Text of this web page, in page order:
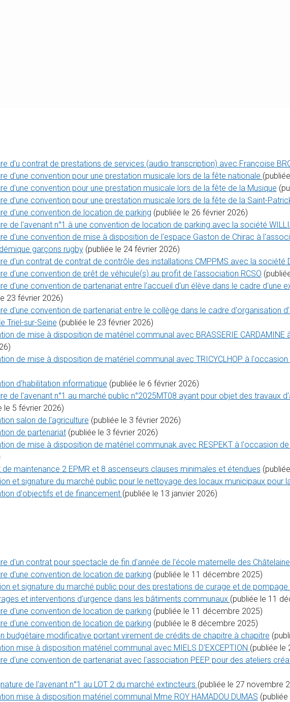
d'u contrat de prestations de services (audio transcription) avec Françoise
d'une convention pour une prestation musicale lors de la fête nationale
d'une convention pour une prestation musicale lors de la fête de la Musique
d'une convention pour une prestation musicale lors de la fête de la Saint-
d'une convention de location de parking (publiée le 26 février 2026)
de l'avenant n°1 à une convention de location de parking avec la société
d'une convention de mise à disposition de l'espace Gaston de Chirac à
garçons rugby(publiée le 24 février 2026)
d'un contrat de contrat de contrôle des installations CMPPMS avec la société
d'une convention de prêt de véhicule(s) au profit de l'association RCSO
d'une convention de partenariat entre l'accueil d'un élève dans le cadre d'une
23 février 2026)
d'une convention de partenariat entre le collège dans le cadre d'organisation
Triel-sur-Seine (publiée le 23 février 2026)
de mise à disposition de matériel communal avec BRASSERIE
de mise à disposition de matériel communal avec TRICYCLHOP à
d'habilitation informatique (publiée le 6 février 2026)
de l'avenant n°1 au marché public n°2025MT08 ayant pour objet des travaux
le 5 février 2026)
salon de l'agriculture (publiée le 3 février 2026)
de partenariat(publiée le 3 février 2026)
de mise à disposition de matériel communak avec RESPEKT à l'occasion
de maintenance 2 EPMR et 8 ascenseurs clauses minimales et étendues
et signature du marché public pour le nettoyage des locaux municipaux pour
d'objectifs et de financement (publiée le 13 janvier 2026)
d'un contrat pour spectacle de fin d'année de l'école maternelle des
d'une convention de location de parking (publiée le 11 décembre 2025)
et signature du marché public pour des prestations de curage et de
et interventions d'urgence dans les bâtiments communaux (publiée le 11
d'une convention de location de parking (publiée le 11 décembre 2025)
d'une convention de location de parking (publiée le 8 décembre 2025)
budgétaire modificative portant virement de crédits de chapitre à chapitre
mise à disposition matériel communal avec MIELS D'EXCEPTION (publiée le
d'une convention de partenariat avec l'association PEEP pour des ateliers
de l'avenant n°1 au LOT 2 du marché extincteurs (publiée le 27 novembre
mise à disposition matériel communal Mme ROY HAMADOU DUMAS